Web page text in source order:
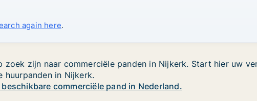
again here.
zijn naar commerciële panden in Nijkerk. Start hier uw
huurpanden in Nijkerk.
commerciële pand in Nederland.